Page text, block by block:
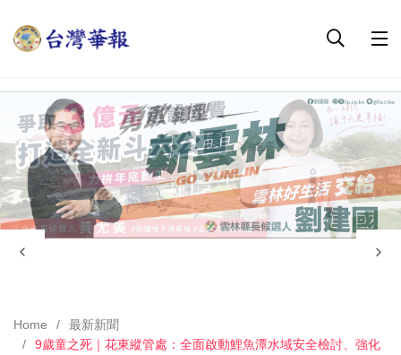
Home
最新新聞
9歲童之死｜花東縱管處：全面啟動鯉魚潭水域安全檢討、強化